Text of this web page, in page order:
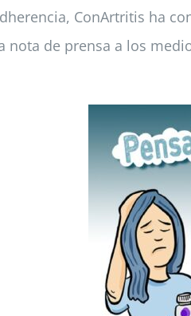
ConArtritis ha
nota de prensa a los